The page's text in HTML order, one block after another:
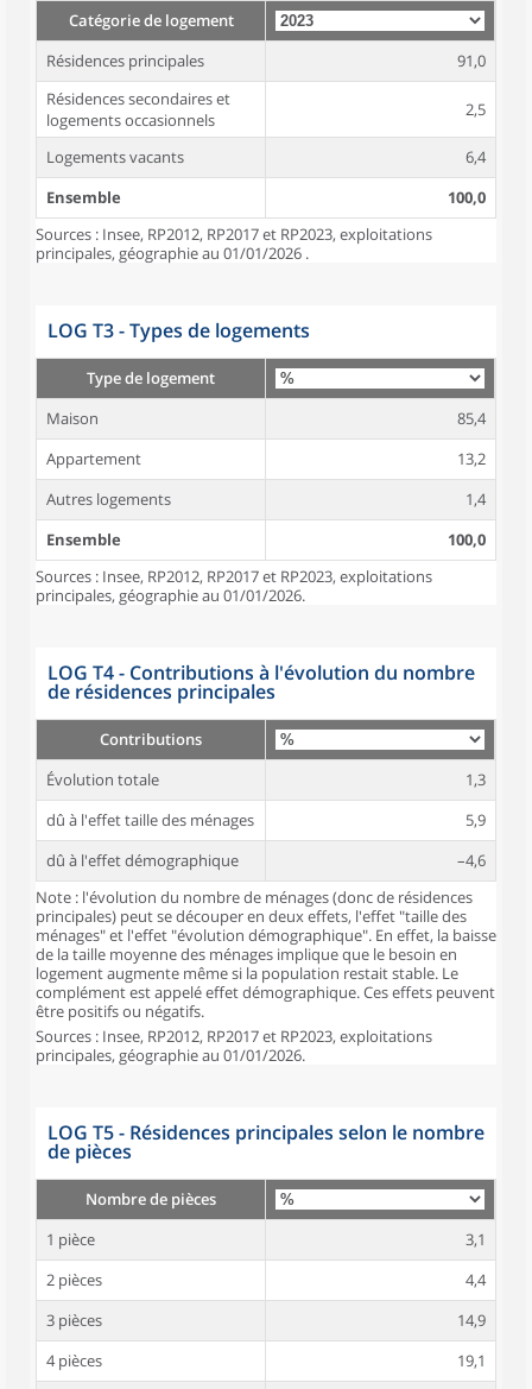
Catégorie de logement
Résidences principales
91,0
Résidences secondaires et
logements occasionnels
2,5
Logements vacants
6,4
Ensemble
100,0
Sources : Insee, RP2012, RP2017 et RP2023, exploitations
principales, géographie au 01/01/2026 .
LOG T3 - Types de logements
Type de logement
Maison
85,4
Appartement
13,2
Autres logements
1,4
Ensemble
100,0
Sources : Insee, RP2012, RP2017 et RP2023, exploitations
principales, géographie au 01/01/2026.
LOG T4 - Contributions à l'évolution du nombre
de résidences principales
Contributions
Évolution totale
1,3
dû à l'effet taille des ménages
5,9
dû à l'effet démographique
–4,6
Note : l'évolution du nombre de ménages (donc de résidences
principales) peut se découper en deux effets, l'effet "taille des
ménages" et l'effet "évolution démographique". En effet, la baisse
de la taille moyenne des ménages implique que le besoin en
logement augmente même si la population restait stable. Le
complément est appelé effet démographique. Ces effets peuvent
être positifs ou négatifs.
Sources : Insee, RP2012, RP2017 et RP2023, exploitations
principales, géographie au 01/01/2026.
LOG T5 - Résidences principales selon le nombre
de pièces
Nombre de pièces
1 pièce
3,1
2 pièces
4,4
3 pièces
14,9
4 pièces
19,1